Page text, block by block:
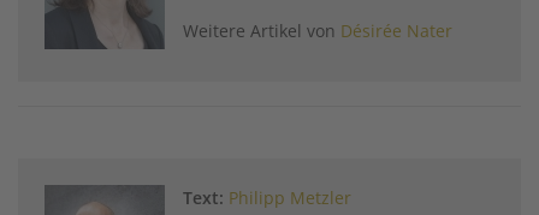
Weitere Artikel von Désirée Nater
Text: Philipp Metzler